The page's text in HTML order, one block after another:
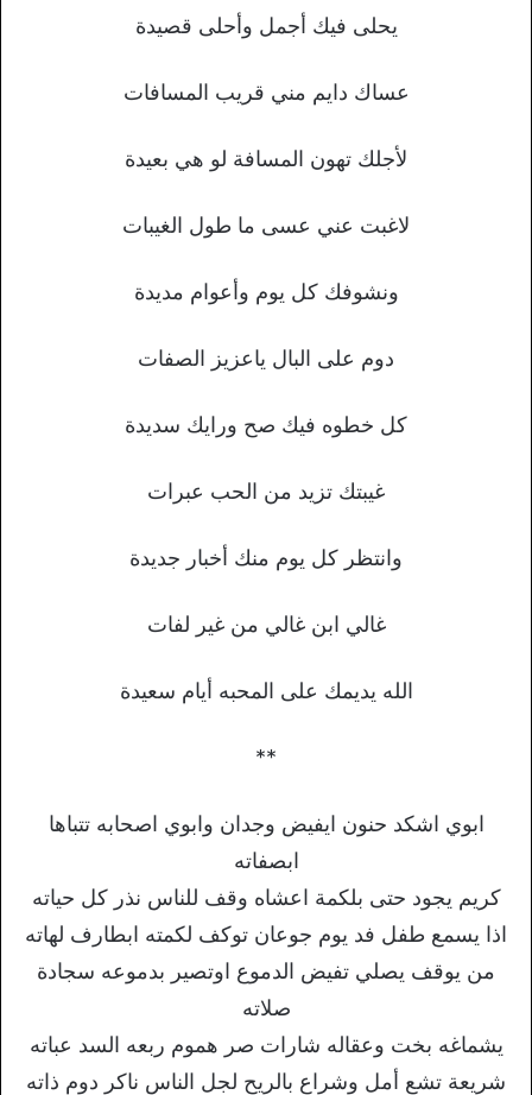
يحلى فيك أجمل وأحلى قصيدة
عساك دايم مني قريب المسافات
لأجلك تهون المسافة لو هي بعيدة
لاغبت عني عسى ما طول الغيبات
ونشوفك كل يوم وأعوام مديدة
دوم على البال ياعزيز الصفات
كل خطوه فيك صح ورايك سديدة
غيبتك تزيد من الحب عبرات
وانتظر كل يوم منك أخبار جديدة
غالي ابن غالي من غير لفات
الله يديمك على المحبه أيام سعيدة
**
ابوي اشكد حنون ايفيض وجدان وابوي اصحابه تتباها
ابصفاته
كريم يجود حتى بلكمة اعشاه وقف للناس نذر كل حياته
اذا يسمع طفل فد يوم جوعان توكف لكمته ابطارف لهاته
من يوقف يصلي تفيض الدموع اوتصير بدموعه سجادة
صلاته
يشماغه بخت وعقاله شارات صر هموم ربعه السد عباته
شريعة تشع أمل وشراع بالريح لجل الناس ناكر دوم ذاته